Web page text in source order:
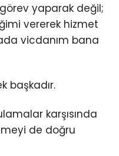
yaparak değil;
vererek hizmet
vicdanım bana
başkadır.
karşısında
de doğru